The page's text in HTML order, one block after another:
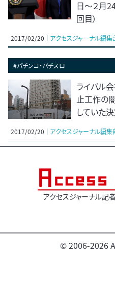
日～２月
回目）
2017/02/20 アクセスジャーナル編集
#パチンコ・パチスロ
ライバル
止工作の
していた決
2017/02/20 アクセスジャーナル編集
アクセスジャーナル
© 2006-2026